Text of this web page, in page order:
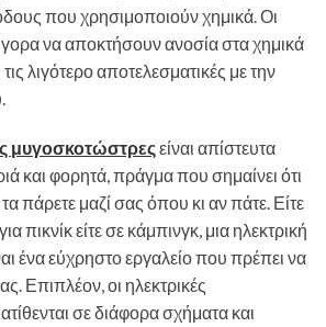
που χρησιμοποιούν χημικά. Οι
να αποκτήσουν ανοσία στα χημικά
λιγότερο αποτελεσματικές με την
μυγοσκοτώστρεςείναι απίστευτα
και φορητά, πράγμα που σημαίνει ότι
πάρετε μαζί σας όπου κι αν πάτε. Είτε
πικνίκ είτε σε κάμπινγκ, μια ηλεκτρική
ένα εύχρηστο εργαλείο που πρέπει να
Επιπλέον, οι ηλεκτρικές
σε διάφορα σχήματα και